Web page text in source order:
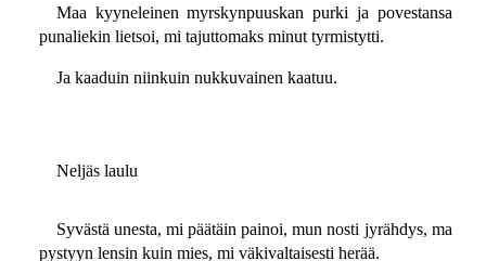
Maa kyyneleinen myrskynpuuskan purki ja povestansa
punaliekin lietsoi, mi tajuttomaks minut tyrmistytti.
Ja kaaduin niinkuin nukkuvainen kaatuu.
Neljäs laulu
Syvästä unesta, mi päätäin painoi, mun nosti jyrähdys, ma
pystyyn lensin kuin mies, mi väkivaltaisesti herää.